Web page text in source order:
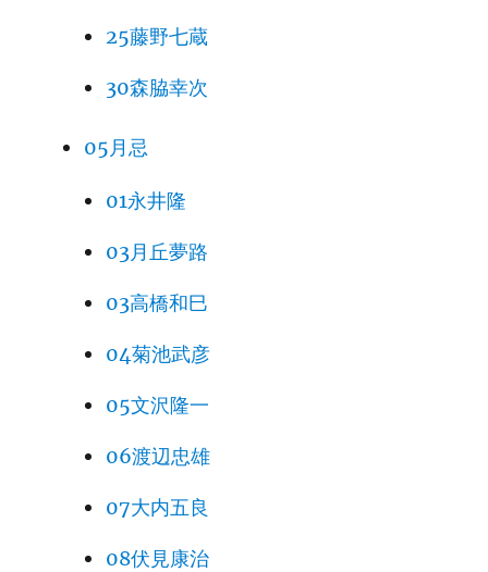
25藤野七蔵
30森脇幸次
05月忌
01永井隆
03月丘夢路
03高橋和巳
04菊池武彦
05文沢隆一
06渡辺忠雄
07大内五良
08伏見康治